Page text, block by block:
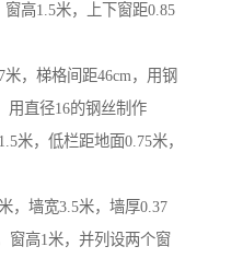
高1.5米，上下窗距0.85
，梯格间距46cm，用钢
用直径16的钢丝制作
米，低栏距地面0.75米，
，墙宽3.5米，墙厚0.37
窗高1米，并列设两个窗